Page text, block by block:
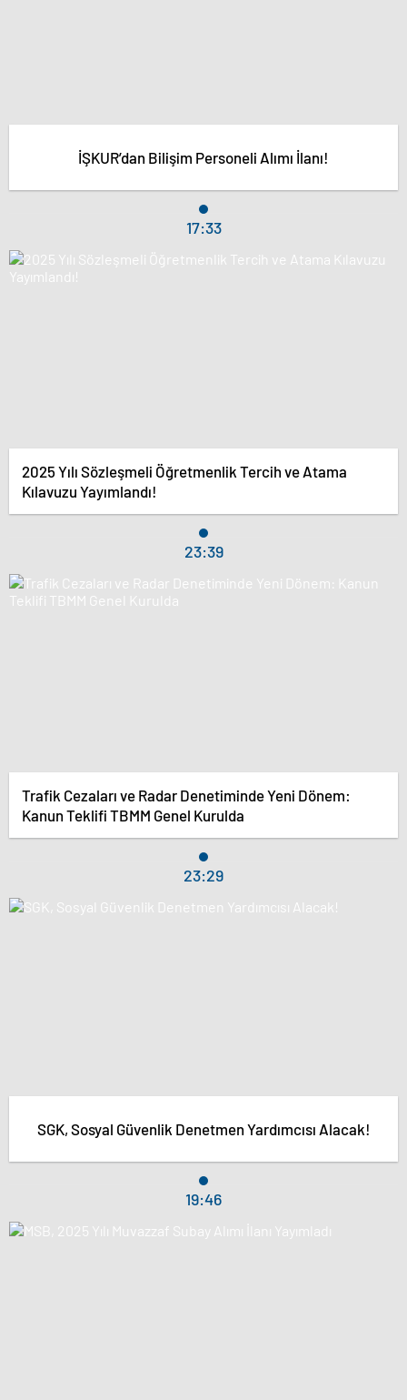
İŞKUR’dan Bilişim Personeli Alımı İlanı!
17:33
2025 Yılı Sözleşmeli Öğretmenlik Tercih ve Atama
Kılavuzu Yayımlandı!
23:39
Trafik Cezaları ve Radar Denetiminde Yeni Dönem:
Kanun Teklifi TBMM Genel Kurulda
23:29
SGK, Sosyal Güvenlik Denetmen Yardımcısı Alacak!
19:46